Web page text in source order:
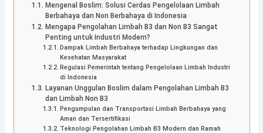
Mengenal Boslim: Solusi Cerdas Pengelolaan Limbah
Berbahaya dan Non Berbahaya di Indonesia
Mengapa Pengolahan Limbah B3 dan Non B3 Sangat
Penting untuk Industri Modern?
Dampak Limbah Berbahaya terhadap Lingkungan dan
Kesehatan Masyarakat
Regulasi Pemerintah tentang Pengelolaan Limbah Industri
di Indonesia
Layanan Unggulan Boslim dalam Pengolahan Limbah B3
dan Limbah Non B3
Pengumpulan dan Transportasi Limbah Berbahaya yang
Aman dan Tersertifikasi
Teknologi Pengolahan Limbah B3 Modern dan Ramah